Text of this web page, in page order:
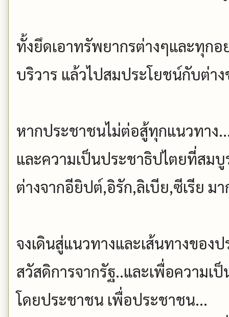
ทั้งยึดเอาทรัพยากรต่างๆและทุก
บริวาร แล้วไปสมประโยชน์กับต่า
หากประชาชนไม่ต่อสู้ทุกแนวทาง
และความเป็นประชาธิปไตยที่สม
ต่างจากอียิปต์,อิรัก,ลิเบีย,ซีเรีย ม
จงเดินสู่แนวทางและเส้นทางของ
สวัสดิการจากรัฐ..และเพื่อความเ
โดยประชาชน เพื่อประชาชน...